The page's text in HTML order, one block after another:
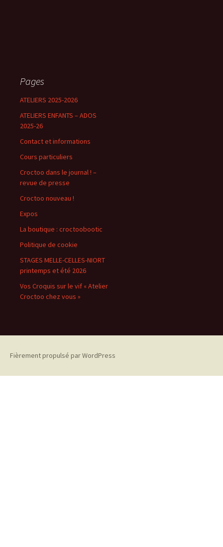
Pages
ATELIERS 2025-2026
ATELIERS ENFANTS – ADOS
2025-26
Contact et informations
Cours particuliers
Croctoo dans le journal ! –
revue de presse
Croctoo nouveau !
Expos
La boutique : croctoobootic
Politique de cookie
STAGES MELLE-CELLES-NIORT
printemps et été 2026
Vos Croquis sur le vif « Atelier
Croctoo chez vous »
Fièrement propulsé par WordPress